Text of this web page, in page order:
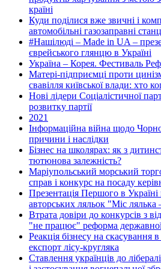
країні
Куди поділися вже звичні і
автомобільні газозаправні
#Нашілюді – Made in UA –
єврейського глянцю в Україні
Україна – Корея. Фестиваль
Матері-підприємці проти
свавілля київської влади: хто
Нові лідери Соціалістичної
розвитку партії
2021
Інформаційна війна щодо
причини і наслідки
Бізнес на школярах: як з
тютюнова залежність?
Маріупольський морський
справ і конкурс на посаду
Презентація Першого в
авторських ляльок "Міс лялька
Втрата довіри до конкурсів з
"не працює" реформа
Реакція бізнесу на скасування
експорт лісу-кругляка
Ставлення українців до